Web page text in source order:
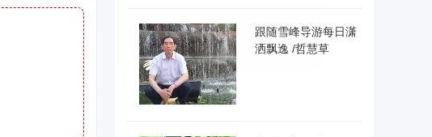
跟随雪峰导游每日潇
洒飘逸 /哲慧草